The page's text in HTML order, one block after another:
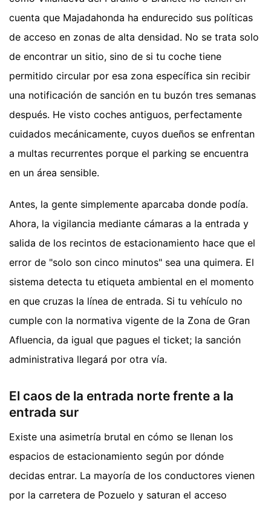
cuenta que Majadahonda ha endurecido sus políticas
de acceso en zonas de alta densidad. No se trata solo
de encontrar un sitio, sino de si tu coche tiene
permitido circular por esa zona específica sin recibir
una notificación de sanción en tu buzón tres semanas
después. He visto coches antiguos, perfectamente
cuidados mecánicamente, cuyos dueños se enfrentan
a multas recurrentes porque el parking se encuentra
en un área sensible.
Antes, la gente simplemente aparcaba donde podía.
Ahora, la vigilancia mediante cámaras a la entrada y
salida de los recintos de estacionamiento hace que el
error de "solo son cinco minutos" sea una quimera. El
sistema detecta tu etiqueta ambiental en el momento
en que cruzas la línea de entrada. Si tu vehículo no
cumple con la normativa vigente de la Zona de Gran
Afluencia, da igual que pagues el ticket; la sanción
administrativa llegará por otra vía.
El caos de la entrada norte frente a la
entrada sur
Existe una asimetría brutal en cómo se llenan los
espacios de estacionamiento según por dónde
decidas entrar. La mayoría de los conductores vienen
por la carretera de Pozuelo y saturan el acceso